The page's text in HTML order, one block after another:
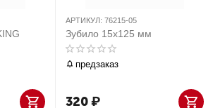
АРТИКУЛ: 76215-05
Зубило 15x125 мм
предзаказ
320₽